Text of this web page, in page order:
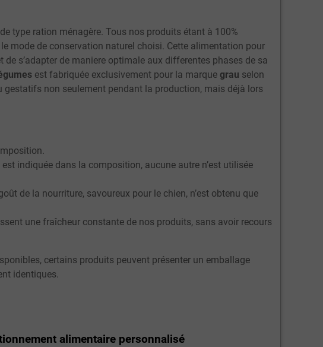
type ration ménagère. Tous nos produits étant à 100%
mode de conservation naturel choisi. Cette alimentation pour
s’adapter de maniere optimale aux differentes phases de sa
est fabriquée exclusivement pour la marque grau selon
gestatifs non seulement pendant la production, mais déjà lors
indiquée dans la composition, aucune autre n’est utilisée
de la nourriture, savoureux pour le chien, n’est obtenu que
une fraîcheur constante de nos produits, sans avoir recours
certains produits peuvent présenter un emballage
identiques.
alimentaire personnalisé